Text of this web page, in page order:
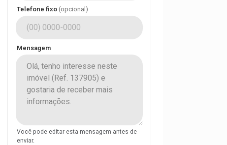
Telefone fixo (opcional)
Mensagem
Você pode editar esta mensagem antes de
enviar.